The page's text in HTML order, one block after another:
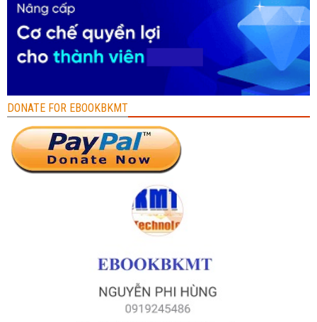
DONATE FOR EBOOKBKMT